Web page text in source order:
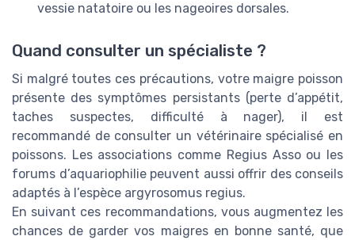
vessie natatoire ou les nageoires dorsales.
Quand consulter un spécialiste ?
Si malgré toutes ces précautions, votre maigre poisson
présente des symptômes persistants (perte d’appétit,
taches suspectes, difficulté à nager), il est
recommandé de consulter un vétérinaire spécialisé en
poissons. Les associations comme Regius Asso ou les
forums d’aquariophilie peuvent aussi offrir des conseils
adaptés à l’espèce argyrosomus regius.
En suivant ces recommandations, vous augmentez les
chances de garder vos maigres en bonne santé, que